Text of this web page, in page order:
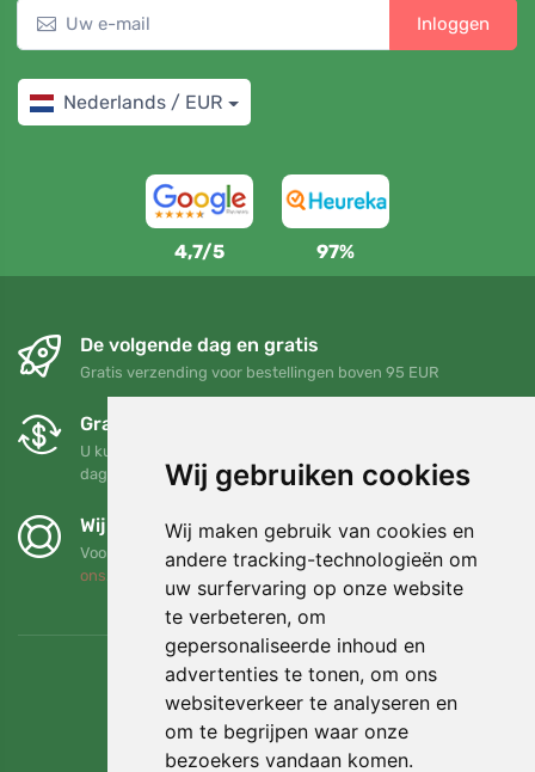
Wij gebruiken cookies
Wij maken gebruik van cookies en
andere tracking-technologieën om
uw surfervaring op onze website
te verbeteren, om
gepersonaliseerde inhoud en
advertenties te tonen, om ons
websiteverkeer te analyseren en
om te begrijpen waar onze
bezoekers vandaan komen.
Inloggen
Nederlands / EUR
4,7/5 97%
De volgende dag en gratis
Gratis verzending voor bestellingen boven 95 EUR
Gratis ruilen en retourneren
U kunt uw bestelling op elk gewenst moment binnen 90
dagen retourneren of ruilen
Wij steunen Trees.org
Voor elke bestelling planten we een boom! Lees meer Over
ons